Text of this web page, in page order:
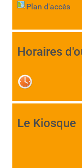
Plan d'accès
Horaires
Le Kiosque